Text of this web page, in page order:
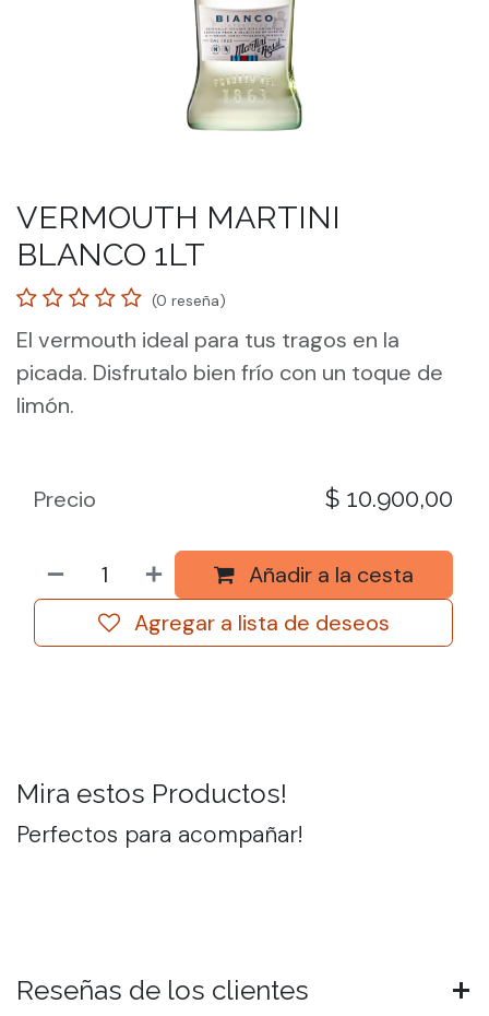
VERMOUTH MARTINI
BLANCO 1LT
(0 reseña)
El vermouth ideal para tus tragos en la
picada. Disfrutalo bien frío con un toque de
limón.
Añadir a la cesta
Agregar a lista de deseos
Precio $ 10.900,00
Mira estos Productos!
Perfectos para acompañar!
Reseñas de los clientes